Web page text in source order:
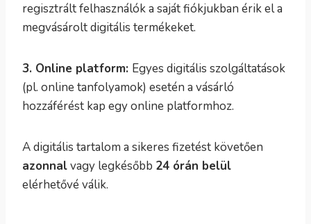
regisztrált felhasználók a saját fiókjukban érik el a
megvásárolt digitális termékeket.
3. Online platform: Egyes digitális szolgáltatások
(pl. online tanfolyamok) esetén a vásárló
hozzáférést kap egy online platformhoz.
A digitális tartalom a sikeres fizetést követően
azonnalvagy legkésőbb 24 órán belül
elérhetővé válik.